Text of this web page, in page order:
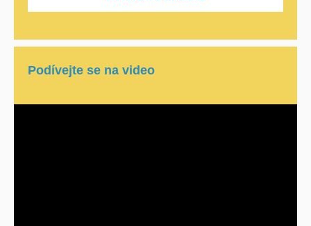
Podívejte se na video